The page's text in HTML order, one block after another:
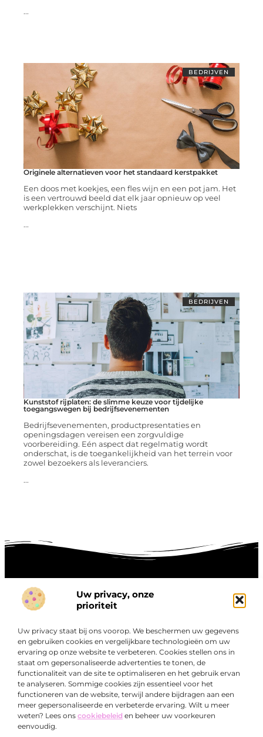
Uw privacy, onze
prioriteit
Uw privacy staat bij ons voorop. We beschermen uw gegevens
en gebruiken cookies en vergelijkbare technologieën om uw
ervaring op onze website te verbeteren. Cookies stellen ons in
staat om gepersonaliseerde advertenties te tonen, de
functionaliteit van de site te optimaliseren en het gebruik ervan
te analyseren. Sommige cookies zijn essentieel voor het
functioneren van de website, terwijl andere bijdragen aan een
meer gepersonaliseerde en verbeterde ervaring. Wilt u meer
weten? Lees ons cookiebeleid en beheer uw voorkeuren
eenvoudig.
...
BEDRIJVEN
Originele alternatieven voor het standaard kerstpakket
Een doos met koekjes, een fles wijn en een pot jam. Het
is een vertrouwd beeld dat elk jaar opnieuw op veel
werkplekken verschijnt. Niets
...
BEDRIJVEN
Kunststof rijplaten: de slimme keuze voor tijdelijke
toegangswegen bij bedrijfsevenementen
Bedrijfsevenementen, productpresentaties en
openingsdagen vereisen een zorgvuldige
voorbereiding. Eén aspect dat regelmatig wordt
onderschat, is de toegankelijkheid van het terrein voor
zowel bezoekers als leveranciers.
...
Over
Bedrijf
“Ontdek een wereld van boeiende blogs en artikelen die
je zowel inspireren als informeren.”
Bij Exclusiefbedrijf.nl draait alles om het leveren van
kwalitatieve inzichten en verhalen die jouw dagelijks leven
verrijken en je uitdagen om verder te denken.
Onze informatie